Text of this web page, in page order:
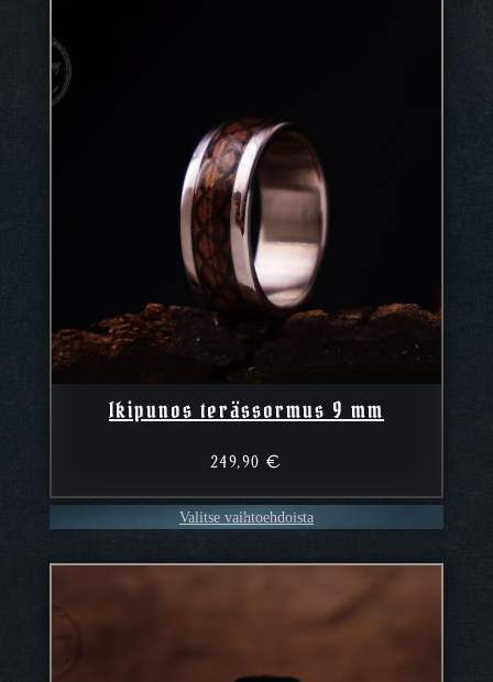
Ikipunos terässormus 9 mm
249,90€
Valitse vaihtoehdoista